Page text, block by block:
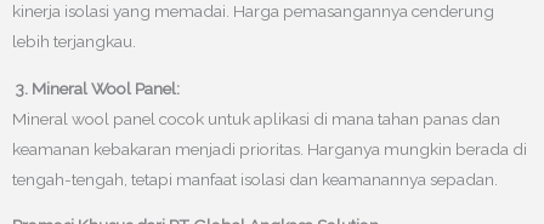
kinerja isolasi yang memadai. Harga pemasangannya cenderung
lebih terjangkau.
3. Mineral Wool Panel:
Mineral wool panel cocok untuk aplikasi di mana tahan panas dan
keamanan kebakaran menjadi prioritas. Harganya mungkin berada di
tengah-tengah, tetapi manfaat isolasi dan keamanannya sepadan.